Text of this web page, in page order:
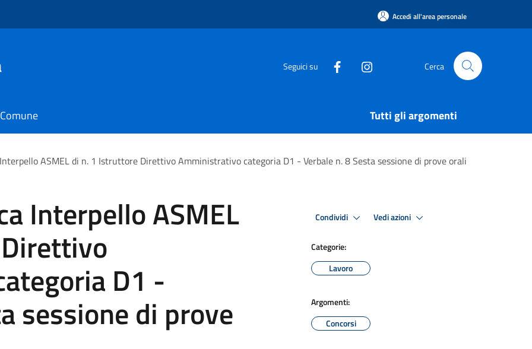
Accedi all'area personale
Seguici su Cerca
Tutti gli argomenti
ASMEL di n. 1 Istruttore Direttivo Amministrativo categoria D1 - Verbale n. 8 Sesta sessione di prove orali
Interpello ASMEL
D1 -
sessione di prove
Condividi Vedi azioni
Categorie:
Lavoro
Argomenti:
Concorsi